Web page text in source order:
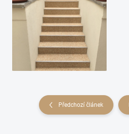
Předchozí článek